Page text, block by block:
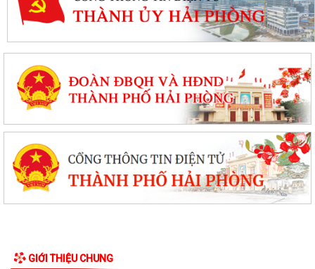
GIỚI THIỆU CHUNG
Quyết định phê duyệt kết quả kỳ xét tuyển viên chức Ban quản lý dự án
XÃ HÙNG THẮNG TỔ CHỨC LỄ CHÀO CỜ ĐẦU THÁNG 8/2026
Hải Phòng giảm thời gian giải quyết từ 50% trở lên hơn 1.900 thủ tục
hành chính